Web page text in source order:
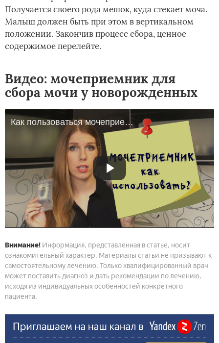
Получается своего рода мешок, куда стекает моча.
Малыш должен быть при этом в вертикальном
положении. Закончив процесс сбора, ценное
содержимое перелейте.
Видео: мочеприемник для
сбора мочи у новорожденных
Как пользоваться мочеприемником. Собираем анализ мочи у новорожденного / грудничка / ребенка
Внимание! Информация, представленная в статье, носит
ознакомительный характер. Материалы статьи не призывают к
самостоятельному лечению. Только квалифицированный врач
может поставить диагноз и дать рекомендации по лечению,
исходя из индивидуальных особенностей конкретного
пациента.